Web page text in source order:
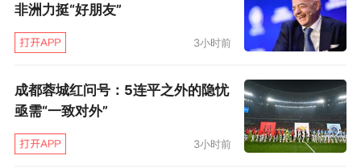
非洲力挺“好朋友”
3小时前
成都蓉城红问号：5连平之外的隐忧
亟需“一致对外”
3小时前